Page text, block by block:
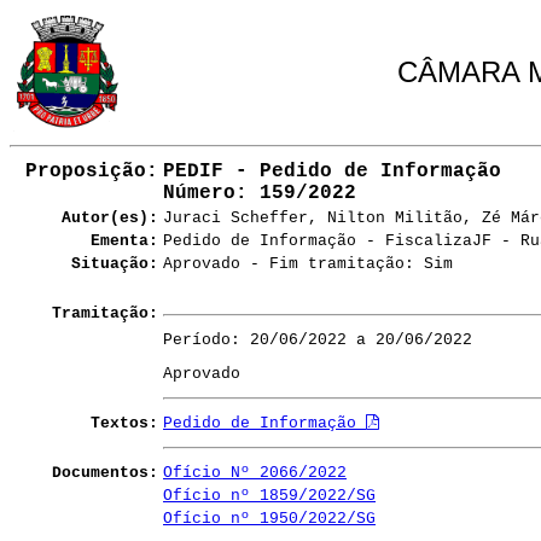
CÂMARA
Proposição: PEDIF - Pedido de Informação
Número : 159/2022
Autor(es): Juraci Scheffer, Nilton Militão, Zé
Ementa: Pedido de Informação - FiscalizaJF -
Situação: Aprovado - Fim tramitação: Sim
Tramitação:
Período: 20/06/2022 a 20/06/2022
Aprovado
Textos: Pedido de Informação
Documentos: Ofício Nº 2066/2022
Ofício nº 1859/2022/SG
Ofício nº 1950/2022/SG